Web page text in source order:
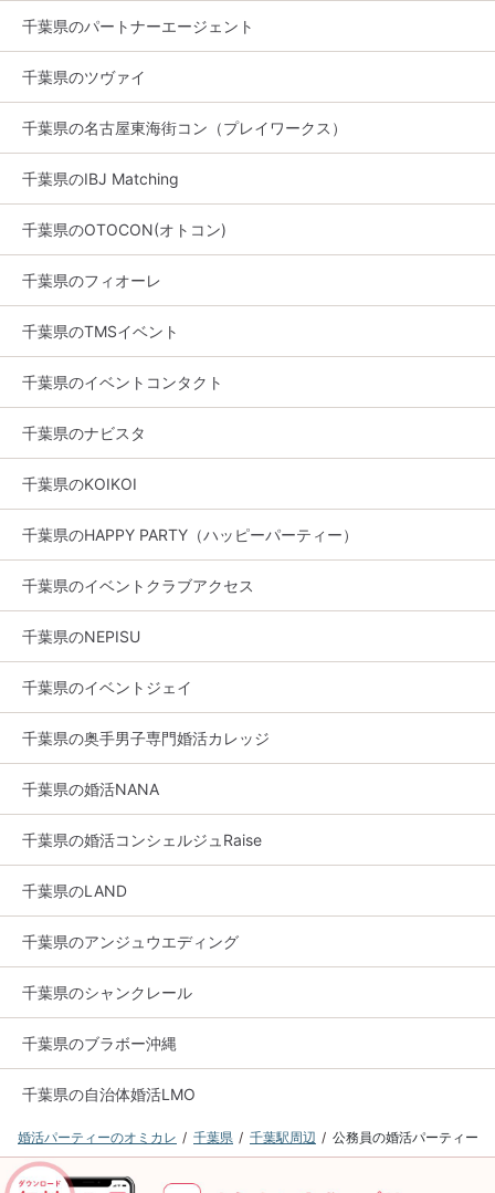
千葉県のパートナーエージェント
千葉県のツヴァイ
千葉県の名古屋東海街コン（プレイワークス）
千葉県のIBJ Matching
千葉県のOTOCON(オトコン)
千葉県のフィオーレ
千葉県のTMSイベント
千葉県のイベントコンタクト
千葉県のナビスタ
千葉県のKOIKOI
千葉県のHAPPY PARTY（ハッピーパーティー）
千葉県のイベントクラブアクセス
千葉県のNEPISU
千葉県のイベントジェイ
千葉県の奥手男子専門婚活カレッジ
千葉県の婚活NANA
千葉県の婚活コンシェルジュRaise
千葉県のLAND
千葉県のアンジュウエディング
千葉県のシャンクレール
千葉県のブラボー沖縄
千葉県の自治体婚活LMO
婚活パーティーのオミカレ 千葉県 千葉駅周辺 公務員の婚活パーティー